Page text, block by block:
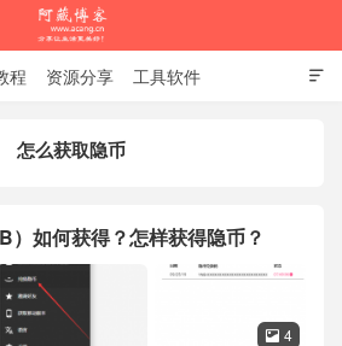

程 资源分享 工具软件
怎么获取隐币
）如何获得？怎样获得隐币？
 4